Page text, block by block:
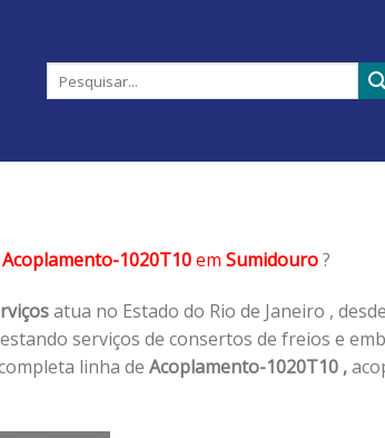
Acoplamento-1020T10em Sumidouro?
atua no Estado do Rio de Janeiro ,
serviços de consertos de freios e
linha de Acoplamento-1020T10 ,